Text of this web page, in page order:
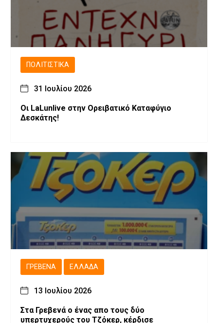
ΠΟΛΙΤΙΣΤΙΚΆ
31 Ιουλίου 2026
Οι LaLunlive στην Ορειβατικό Καταφύγιο
Δεσκάτης!
ΓΡΕΒΕΝΆ ΕΛΛΆΔΑ
13 Ιουλίου 2026
Στα Γρεβενά ο ένας απο τους δύο
υπερτυχερούς του Τζόκερ, κέρδισε